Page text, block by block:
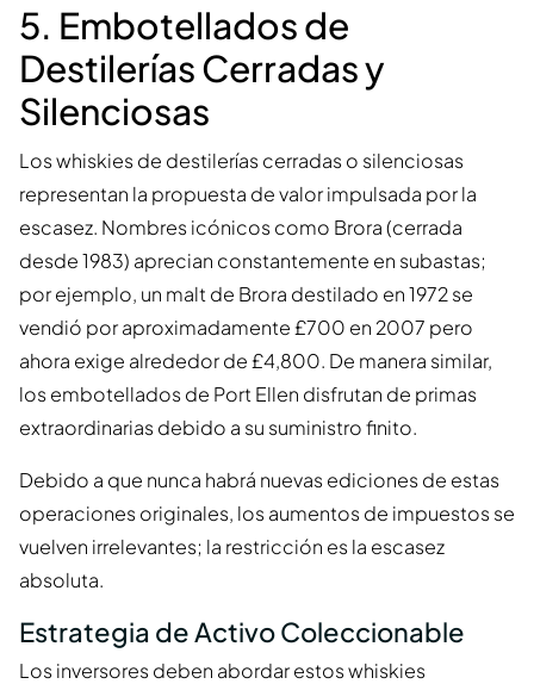
5. Embotellados de
Destilerías Cerradas y
Silenciosas
Los whiskies de destilerías cerradas o silenciosas
representan la propuesta de valor impulsada por la
escasez. Nombres icónicos como Brora (cerrada
desde 1983) aprecian constantemente en subastas;
por ejemplo, un malt de Brora destilado en 1972 se
vendió por aproximadamente £700 en 2007 pero
ahora exige alrededor de £4,800. De manera similar,
los embotellados de Port Ellen disfrutan de primas
extraordinarias debido a su suministro finito.
Debido a que nunca habrá nuevas ediciones de estas
operaciones originales, los aumentos de impuestos se
vuelven irrelevantes; la restricción es la escasez
absoluta.
Estrategia de Activo Coleccionable
Los inversores deben abordar estos whiskies